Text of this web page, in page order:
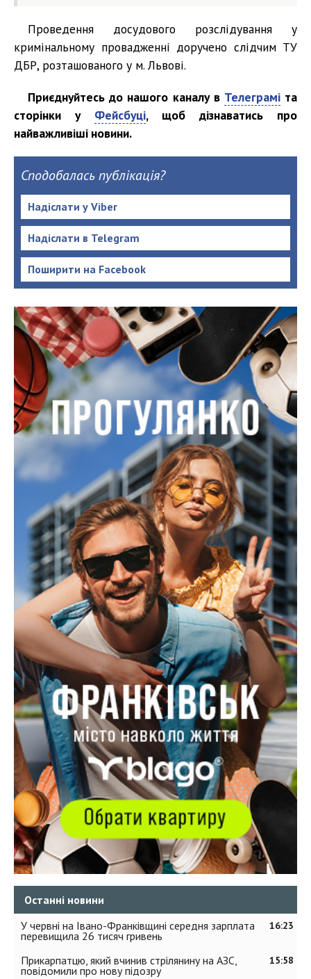
Проведення досудового розслідування у
кримінальному провадженні доручено слідчим ТУ
ДБР, розташованого у м. Львові.
Приєднуйтесь до нашого каналу в Телеграміта
сторінки у Фейсбуці, щоб дізнаватись про
найважливіші новини.
Сподобалась публікація?
Надіслати у Viber
Надіслати в Telegram
Поширити на Facebook
Останні новини
16:23
У червні на Івано-Франківщині середня зарплата
перевищила 26 тисяч гривень
15:58
Прикарпатцю, який вчинив стрілянину на АЗС,
повідомили про нову підозру